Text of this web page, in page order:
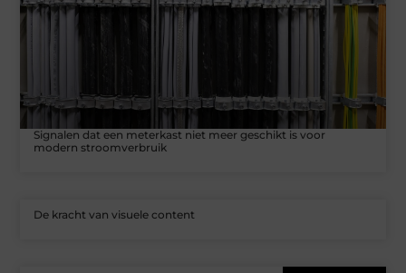
Signalen dat een meterkast niet meer geschikt is voor
modern stroomverbruik
De kracht van visuele content